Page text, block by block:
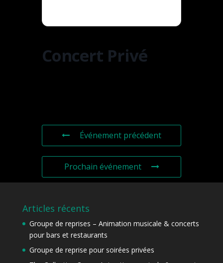
Concert Privé
Événement précédent
Prochain événement
Articles récents
Groupe de reprises – Animation musicale & concerts
pour bars et restaurants
Groupe de reprise pour soirées privées